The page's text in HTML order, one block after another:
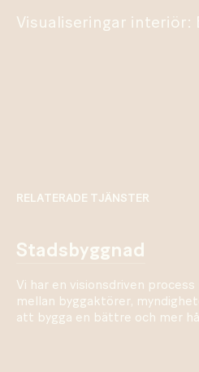
Visualiseringar interiör:
RELATERADE TJÄNSTER
stadsbyggnad
Vi har en visionsdriven
mellan byggaktörer,
att bygga en bättre och mer